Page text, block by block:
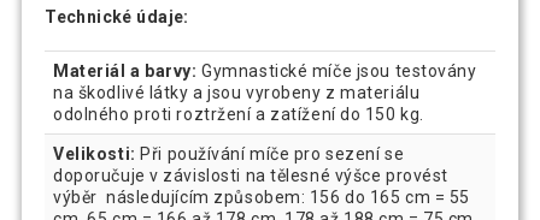
Technické údaje:
Materiál a barvy: Gymnastické míče jsou testovány
na škodlivé látky a jsou vyrobeny z materiálu
odolného proti roztržení a zatížení do 150 kg.
Velikosti: Při používání míče pro sezení se
doporučuje v závislosti na tělesné výšce provést
výběr následujícím způsobem: 156 do 165 cm = 55